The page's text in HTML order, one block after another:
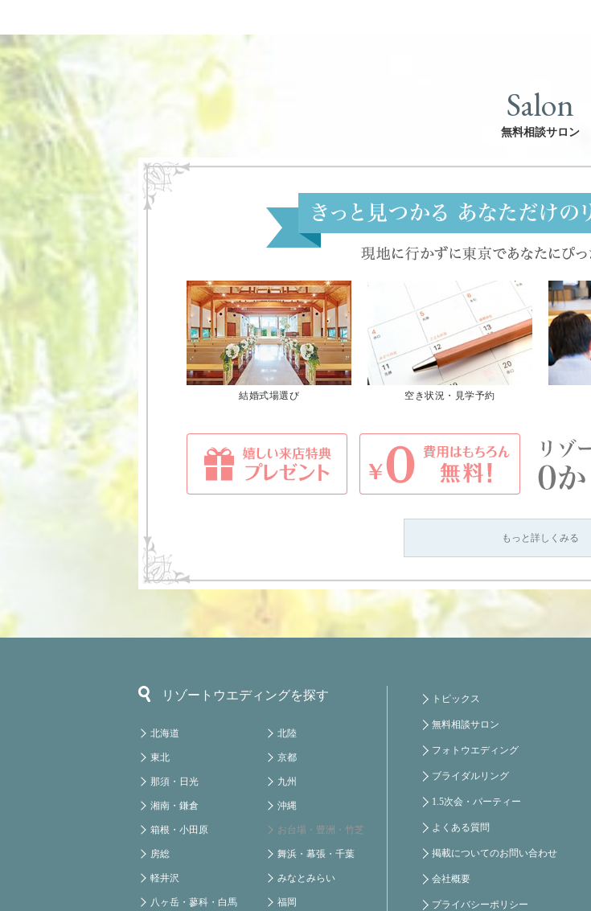
Salon
無料相談サロン
結婚式場選び 空き状況・見学予約
もっと詳しくみる
リゾートウエディングを探す
北海道
東北
那須・日光
湘南・鎌倉
箱根・小田原
房総
軽井沢
八ヶ岳・蓼科・白馬
北陸
京都
九州
沖縄
お台場・豊洲・竹芝
舞浜・幕張・千葉
みなとみらい
福岡
トピックス
無料相談サロン
フォトウエディング
ブライダルリング
1.5次会・パーティー
よくある質問
掲載についてのお問い合わせ
会社概要
プライバシーポリシー